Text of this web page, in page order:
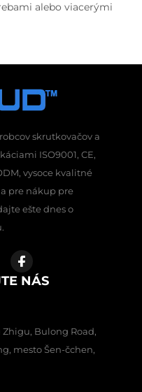
alebo viacerými
skrutkovačov a
ISO9001, CE,
vysoce kvalitné
pre nákup pre
ešte dnes o
NÁS
Bulong Road,
mesto Šen-čchen,